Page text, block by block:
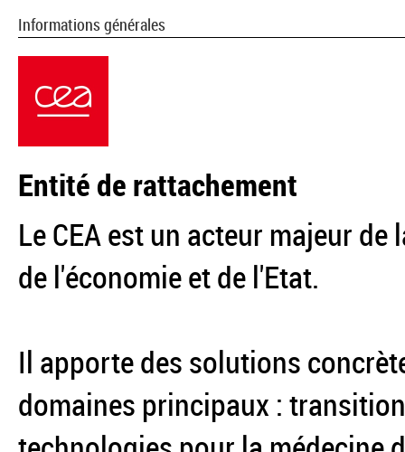
Informations générales
Entité de rattachement
Le CEA est un acteur majeur
de l'économie et de l'Etat.
Il apporte des solutions
domaines principaux :